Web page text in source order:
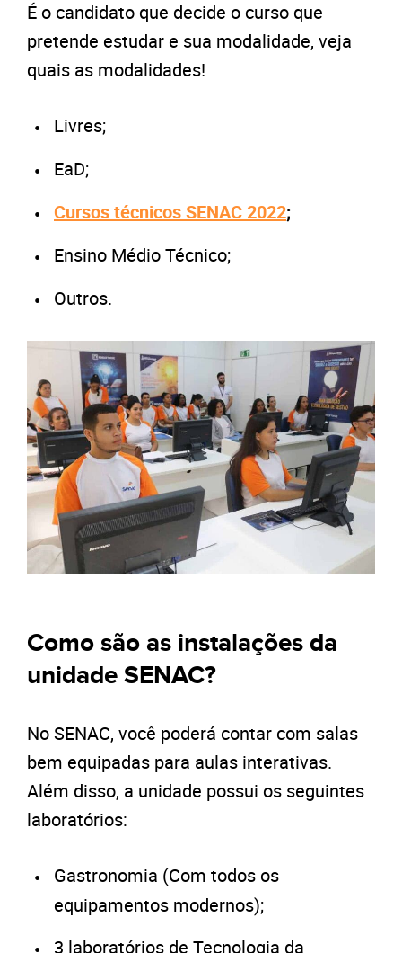
É o candidato que decide o curso que
pretende estudar e sua modalidade, veja
quais as modalidades!
Livres;
EaD;
Cursos técnicos SENAC 2022;
Ensino Médio Técnico;
Outros.
Como são as instalações da
unidade SENAC?
No SENAC, você poderá contar com salas
bem equipadas para aulas interativas.
Além disso, a unidade possui os seguintes
laboratórios:
Gastronomia (Com todos os
equipamentos modernos);
3 laboratórios de Tecnologia da